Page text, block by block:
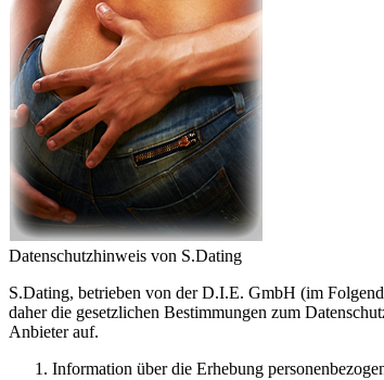
Datenschutzhinweis von S.Dating
S.Dating, betrieben von der D.I.E. GmbH (im
daher die gesetzlichen Bestimmungen zum
Anbieter auf.
Information über die Erhebung